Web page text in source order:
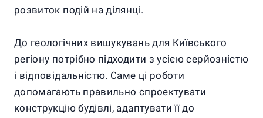
розвиток подій на ділянці.
До геологічних вишукувань для Київського
регіону потрібно підходити з усією серйозністю
і відповідальністю. Саме ці роботи
допомагають правильно спроектувати
конструкцію будівлі, адаптувати її до